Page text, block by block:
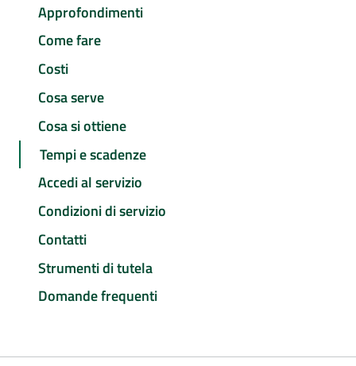
Approfondimenti
Come fare
Costi
Cosa serve
Cosa si ottiene
Tempi e scadenze
Accedi al servizio
Condizioni di servizio
Contatti
Strumenti di tutela
Domande frequenti